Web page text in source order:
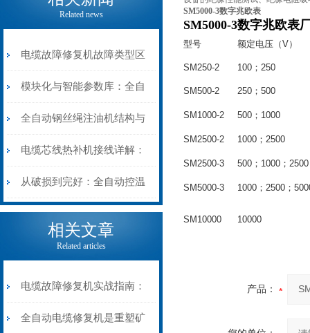
Related news
电缆故障修复机故障类型区
分指南：从“绝缘电
阻”到“波形特征”的精准诊
断逻辑
模块化与智能参数库：全自
动电缆修复机的快速换型逻
辑
全自动钢丝绳注油机结构与
工作原理：揭秘高效润滑的
机械密码
电缆芯线热补机接线详解：
从入门到精通
从破损到完好：全自动控温
电缆热补机的核心价值
相关文章
Related articles
电缆故障修复机实战指南：
从“盲测”到“精确定点”的三
全自动电缆修复机是重塑矿
SM5000-3数字兆欧表
SM5000-3数字兆欧表
型号 额定电压（V）
SM250-2 100；250
SM500-2 250；500
SM1000-2 500；1000
SM2500-2 1000；2500
SM2500-3 500；1000；2500
SM5000-3 1000；2500；
SM10000 10000
产品：